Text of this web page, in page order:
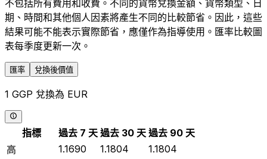
不包括所有費用和收費。不同的貨幣兌換金額、貨幣類型、日
期、時間和其他個人因素將產生不同的比較節省。因此，這些
結果可能不能表示實際節省，應僅作為指導使用。匯率比較圖
表每季度更新一次。
匯率 兌換後價值
1 GGP 兌換為 EUR
指標 過去 7 天 過去 30 天 過去 90 天
高
1.1690 1.1804
1.1804